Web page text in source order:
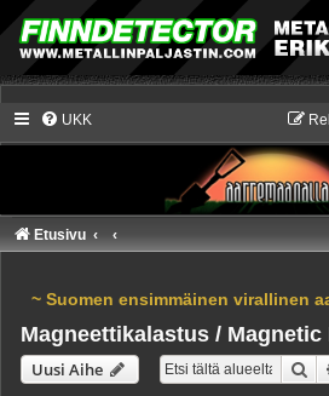
UKK
Etusivu
~ Suomen ensimmäinen virallinen
Magneettikalastus / Magnetic
Uusi Aihe